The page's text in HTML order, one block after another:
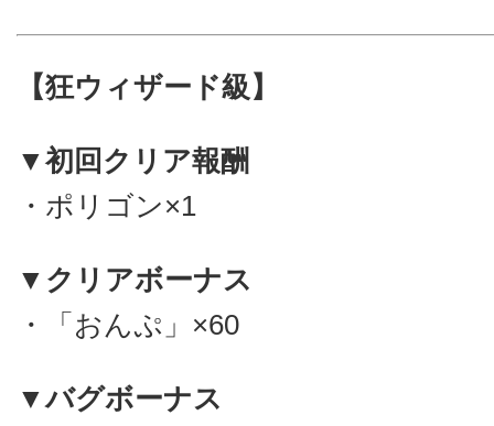
【狂ウィザード級】
▼初回クリア報酬
・ポリゴン×1
▼クリアボーナス
・「おんぷ」×60
▼バグボーナス